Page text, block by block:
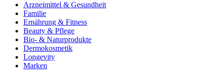
Arzneimittel & Gesundheit
Familie
Ernährung & Fitness
Beauty & Pflege
Bio- & Naturprodukte
Dermokosmetik
Longevity
Marken